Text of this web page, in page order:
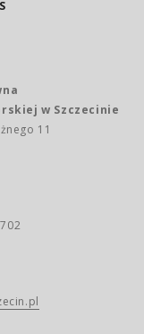
w Szczecinie
11